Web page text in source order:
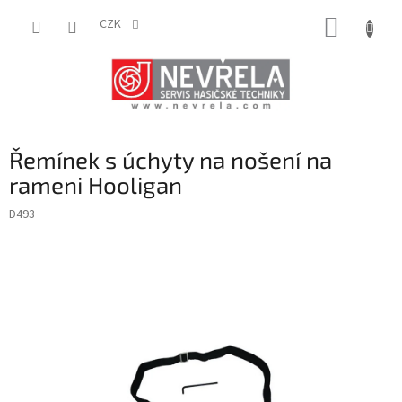
CZK
Řemínek s úchyty na nošení na
rameni Hooligan
D493